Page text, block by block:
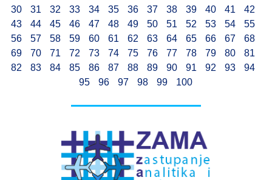
30 31 32 33 34 35 36 37 38 39 40 41
42
43
44 45 46 47 48 49 50 51 52 53 54
55
56
57 58 59 60 61 62 63 64 65 66 67
68
69
70 71 72 73 74 75 76 77 78 79 80
81
82
83 84 85 86 87 88 89 90 91 92 93
94
95
96 97 98 99 100